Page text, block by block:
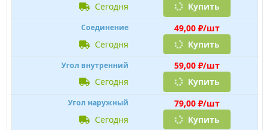
сегодня
Купить
Соединение
49,00 ₽/шт
сегодня
Купить
Угол внутренний
59,00 ₽/шт
сегодня
Купить
Угол наружный
79,00 ₽/шт
сегодня
Купить